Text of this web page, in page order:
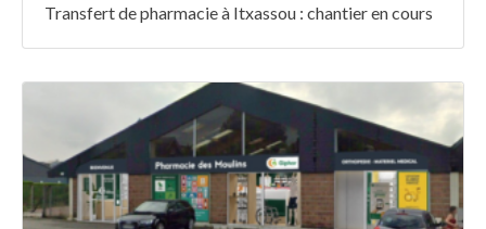
Transfert de pharmacie à Itxassou : chantier en cours